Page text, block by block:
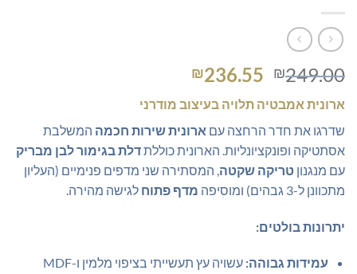
₪249.00
המחיר
היה:
₪249.00.
₪236.55
הוא:
₪236.55.
ארונית אמבטיה תלויה בעיצוב מודרני
שדרגו את חדר הרחצה עם ארונית שירות חכמה המשלבת
אסתטיקה ופונקציונליות. הארונית כוללתדלת בגימור לבן מבריק
עם מנגנון טריקה שקטה , המסתירה שני מדפים פנימיים (העליון
מתכוונן ל-3 גבהים) ומוסיפה
מדף פתוח לגישה מהירה.
יתרונות בולטים:
עמידות גבוהה:
עשויה עץ תעשייתי בציפוי מלמין ו-MDF